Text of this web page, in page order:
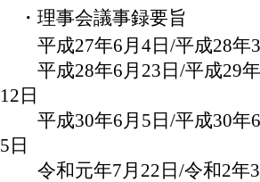
・理事会議事録要旨
平成27年6月4日 /平成28年
平成28年6月23日 /平成29
12日
平成30年6月5日 /平成30年
5日
令和元年7月22日 /令和2年